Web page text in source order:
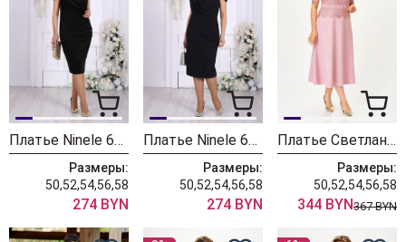
Платье Ninele 6103 черный
Размеры:
50,52,54,56,58
274 BYN
Платье Ninele 6103 синий
Размеры:
50,52,54,56,58
274 BYN
Платье Светлана-Стиль 5040 розовый
Размеры:
50,52,54,56,58
344 BYN367 BYN